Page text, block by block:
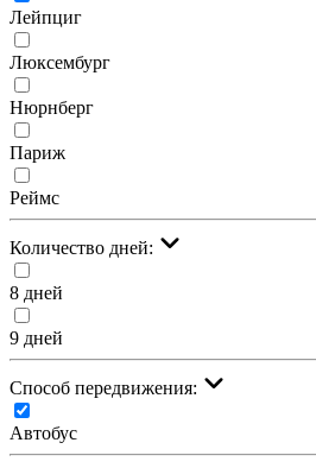
Лейпциг
Люксембург
Нюрнберг
Париж
Реймс
Количество дней:
8 дней
9 дней
Cпособ передвижения:
Автобус